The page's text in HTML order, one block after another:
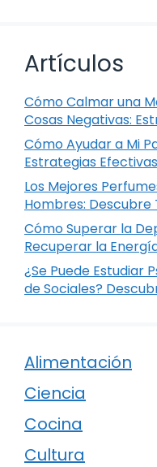
Artículos
Cómo Calmar una
Cosas Negativas:
Cómo Ayudar a Mi
Estrategias
Los Mejores
Hombres:
Cómo Superar la
Recuperar la
¿Se Puede Estudiar
de Sociales?
Alimentación
Ciencia
Cocina
Cultura